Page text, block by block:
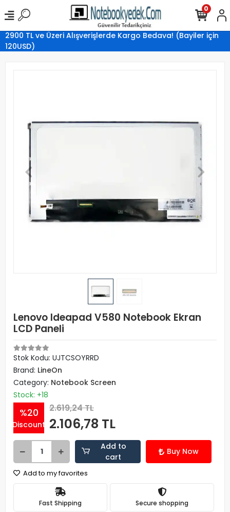
2900 TL ve Üzeri Alışverişlerde Kargo Bedava! (Bayiler için
120USD)
0
Lenovo Ideapad V580 Notebook Ekran
LCD Paneli
Stok Kodu: UJTCSOYRRD
Brand: LineOn
Category: Notebook Screen
Stock: +18
%20
Discount
2.619,24 TL
2.106,78 TL
Add to
cart
Buy Now
Add to my favorites
Fast Shipping Secure shopping